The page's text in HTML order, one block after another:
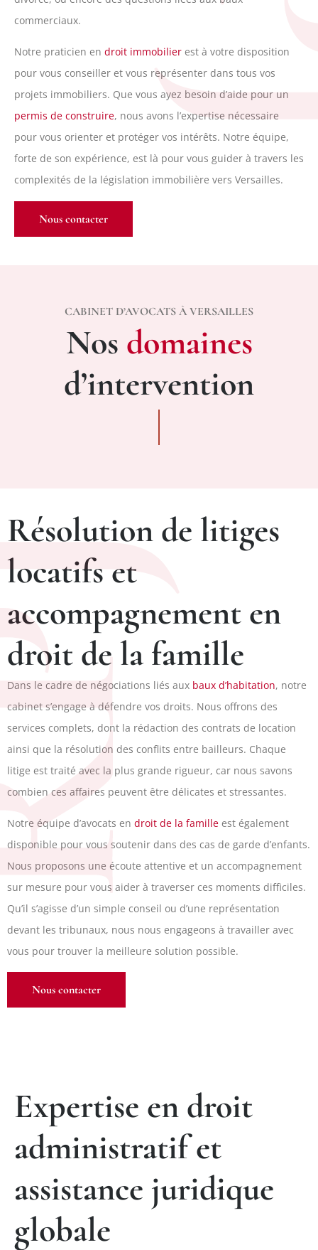
commerciaux.
Notre praticien en droit immobilier est à votre disposition
pour vous conseiller et vous représenter dans tous vos
projets immobiliers. Que vous ayez besoin d’aide pour un
permis de construire, nous avons l’expertise nécessaire
pour vous orienter et protéger vos intérêts. Notre équipe,
forte de son expérience, est là pour vous guider à travers les
complexités de la législation immobilière vers Versailles.
Nous contacter
CABINET D’AVOCATS À VERSAILLES
Nos domaines
d’intervention
Résolution de litiges
locatifs et
accompagnement en
droit de la famille
Dans le cadre de négociations liés aux baux d’habitation, notre
cabinet s’engage à défendre vos droits. Nous offrons des
services complets, dont la rédaction des contrats de location
ainsi que la résolution des conflits entre bailleurs. Chaque
litige est traité avec la plus grande rigueur, car nous savons
combien ces affaires peuvent être délicates et stressantes.
Notre équipe d’avocats en droit de la famille est également
disponible pour vous soutenir dans des cas de garde d’enfants.
Nous proposons une écoute attentive et un accompagnement
sur mesure pour vous aider à traverser ces moments difficiles.
Qu’il s’agisse d’un simple conseil ou d’une représentation
devant les tribunaux, nous nous engageons à travailler avec
vous pour trouver la meilleure solution possible.
Nous contacter
Expertise en droit
administratif et
assistance juridique
globale